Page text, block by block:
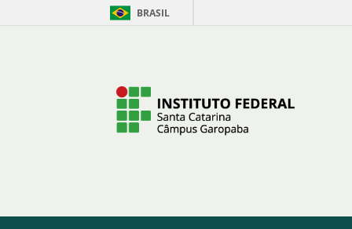
Pular para o Conteúdo BRASIL